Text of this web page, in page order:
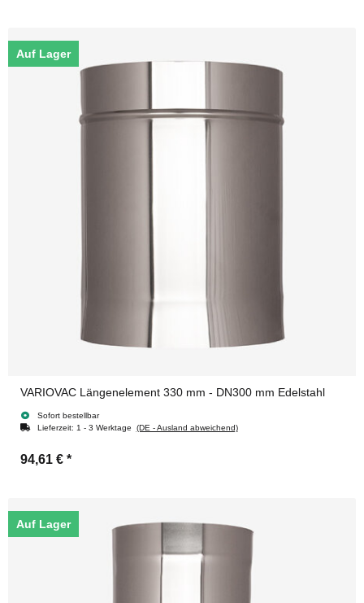
Auf Lager
VARIOVAC Längenelement 330 mm - DN300 mm Edelstahl
Sofort bestellbar
Lieferzeit: 1 - 3 Werktage (DE - Ausland abweichend)
94,61 € *
Auf Lager